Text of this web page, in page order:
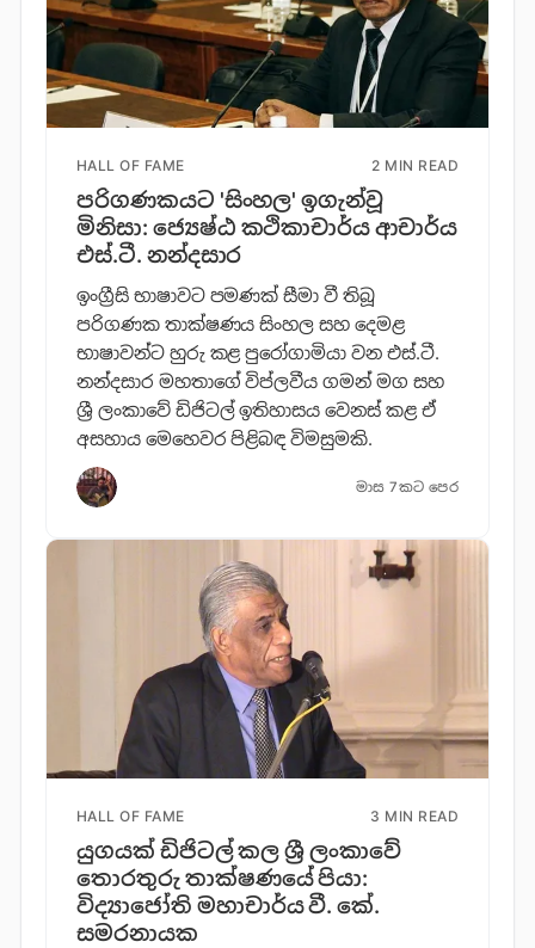
HALL OF FAME 2 MIN READ
පරිගණකයට 'සිංහල' ඉගැන්වූ
මිනිසා: ජ්‍යෙෂ්ඨ කථිකාචාර්ය ආචාර්ය
එස්.ටී. නන්දසාර
ඉංග්‍රීසි භාෂාවට පමණක් සීමා වී තිබූ
පරිගණක තාක්ෂණය සිංහල සහ දෙමළ
භාෂාවන්ට හුරු කළ පුරෝගාමියා වන එස්.ටී.
නන්දසාර මහතාගේ විප්ලවීය ගමන් මග සහ
ශ්‍රී ලංකාවේ ඩිජිටල් ඉතිහාසය වෙනස් කළ ඒ
අසහාය මෙහෙවර පිළිබඳ විමසුමකි.
මාස 7කට පෙර
HALL OF FAME 3 MIN READ
යුගයක් ඩිජිටල් කල ශ්‍රී ලංකාවේ
තොරතුරු තාක්ෂණයේ පියා:
විද්‍යාජෝති මහාචාර්ය වී. කේ.
සමරනායක